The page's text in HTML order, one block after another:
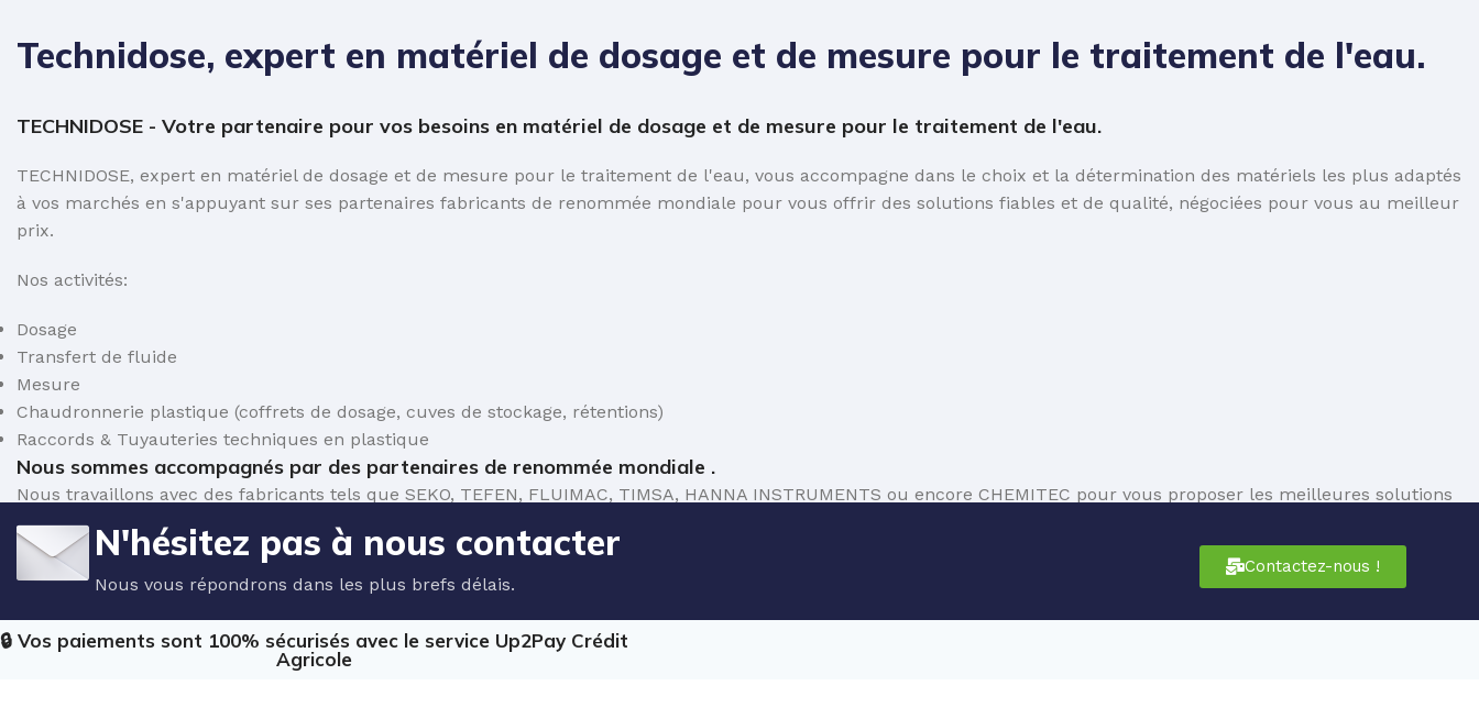
Technidose, expert en matériel de dosage et de mesure pour le traitement de l'eau.
TECHNIDOSE - Votre partenaire pour vos besoins en matériel de dosage et de mesure pour le traitement de l'eau.
TECHNIDOSE, expert en matériel de dosage et de mesure pour le traitement de l'eau, vous accompagne dans le choix et la détermination des matériels les plus adaptés
à vos marchés en s'appuyant sur ses partenaires fabricants de renommée mondiale pour vous offrir des solutions fiables et de qualité, négociées pour vous au meilleur
prix.
Nos activités:
Dosage
Transfert de fluide
Mesure
Chaudronnerie plastique (coffrets de dosage, cuves de stockage, rétentions)
Raccords & Tuyauteries techniques en plastique
Nous sommes accompagnés par des partenaires de renommée mondiale .
Nous travaillons avec des fabricants tels que SEKO, TEFEN, FLUIMAC, TIMSA, HANNA INSTRUMENTS ou encore CHEMITEC pour vous proposer les meilleures solutions
de dosage et de mesure pour le traitement de l'eau.
N'hésitez pas à nous contacter
Nous vous répondrons dans les plus brefs délais.
Contactez-nous !
🔒 Vos paiements sont 100% sécurisés avec le service Up2Pay Crédit
Agricole